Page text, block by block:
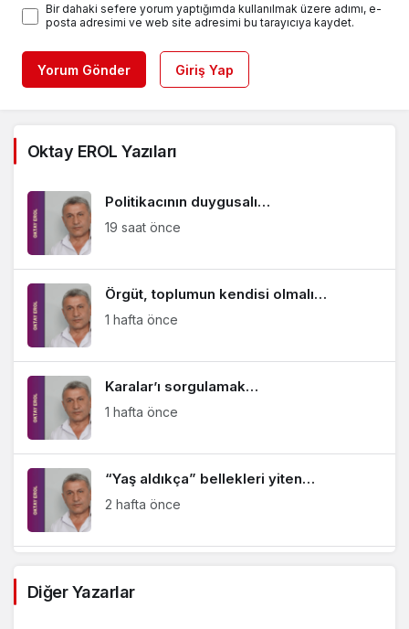
Bir dahaki sefere yorum yaptığımda kullanılmak üzere adımı, e-
posta adresimi ve web site adresimi bu tarayıcıya kaydet.
Yorum Gönder Giriş Yap
Oktay EROL Yazıları
Politikacının duygusalı…
19 saat önce
Örgüt, toplumun kendisi olmalı…
1 hafta önce
Karalar’ı sorgulamak…
1 hafta önce
“Yaş aldıkça” bellekleri yiten…
2 hafta önce
bilmektir!
Diğer Yazarlar